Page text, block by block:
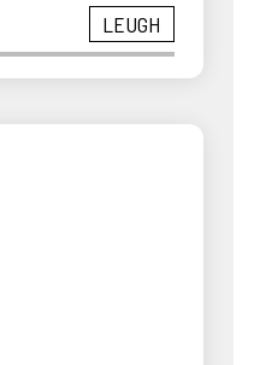
LEUGH